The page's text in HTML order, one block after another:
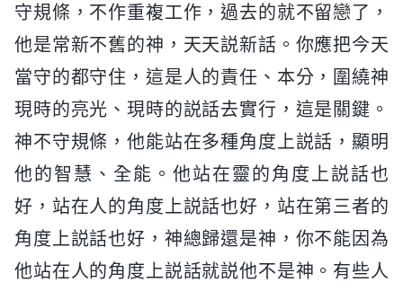
守規條，不作重複工作，過去的就不留戀了，
他是常新不舊的神，天天説新話。你應把今天
當守的都守住，這是人的責任、本分，圍繞神
現時的亮光、現時的説話去實行，這是關鍵。
神不守規條，他能站在多種角度上説話，顯明
他的智慧、全能。他站在靈的角度上説話也
好，站在人的角度上説話也好，站在第三者的
角度上説話也好，神總歸還是神，你不能因為
他站在人的角度上説話就説他不是神。有些人